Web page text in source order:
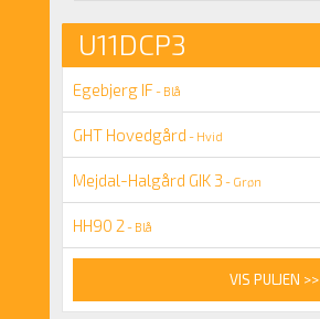
U11DCP3
Egebjerg IF - Blå
GHT Hovedgård - Hvid
Mejdal-Halgård GIK 3 - Grøn
HH90 2 - Blå
VIS PULJEN >>